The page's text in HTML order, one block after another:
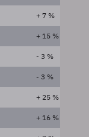
+ 7 %
+ 15 %
- 3 %
- 3 %
+ 25 %
+ 16 %